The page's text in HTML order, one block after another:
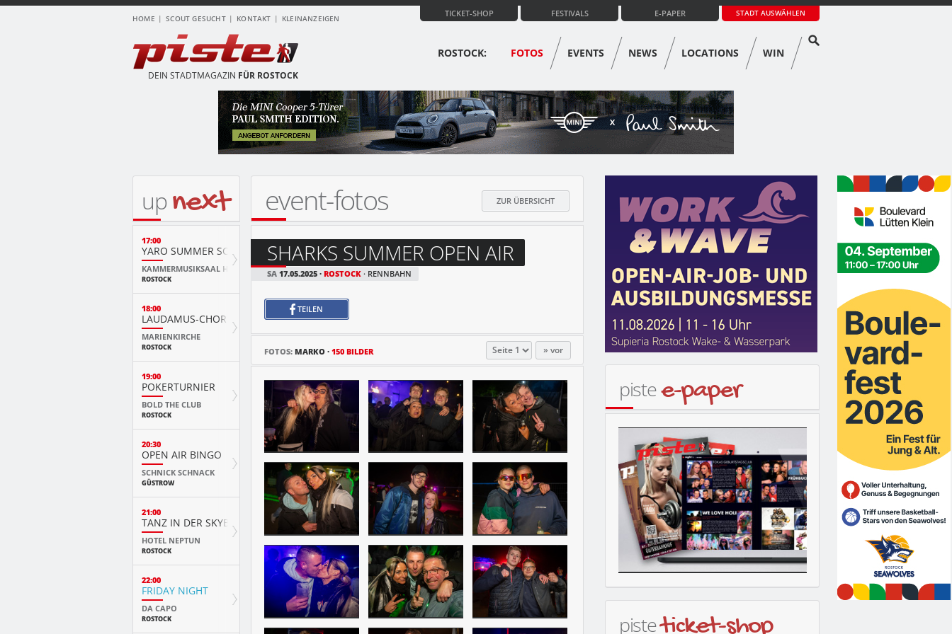
HOME SCOUT GESUCHT KONTAKT KLEINANZEIGEN
STADT AUSWÄHLEN
E-PAPER
FESTIVALS
TICKET-SHOP
DEIN STADTMAGAZIN FÜR ROSTOCK
ROSTOCK: FOTOS EVENTS NEWS LOCATIONS WIN
event-fotos ZUR ÜBERSICHT
SHARKS SUMMER OPEN AIR
SA 17.05.2025 ROSTOCK RENNBAHN
TEILEN
FOTOS: MARKO 150 BILDER vor
upnext
17:00
YARO SUMMER SCHOOL KURSKONZERT
KAMMERMUSIKSAAL HMT
ROSTOCK
18:00
LAUDAMUS-CHOR
MARIENKIRCHE
ROSTOCK
19:00
POKERTURNIER
BOLD THE CLUB
ROSTOCK
20:30
OPEN AIR BINGO
SCHNICK SCHNACK
GÜSTROW
21:00
TANZ IN DER SKYBAR
HOTEL NEPTUN
ROSTOCK
22:00
FRIDAY NIGHT
DA CAPO
ROSTOCK
pistee-paper
pisteticket-shop